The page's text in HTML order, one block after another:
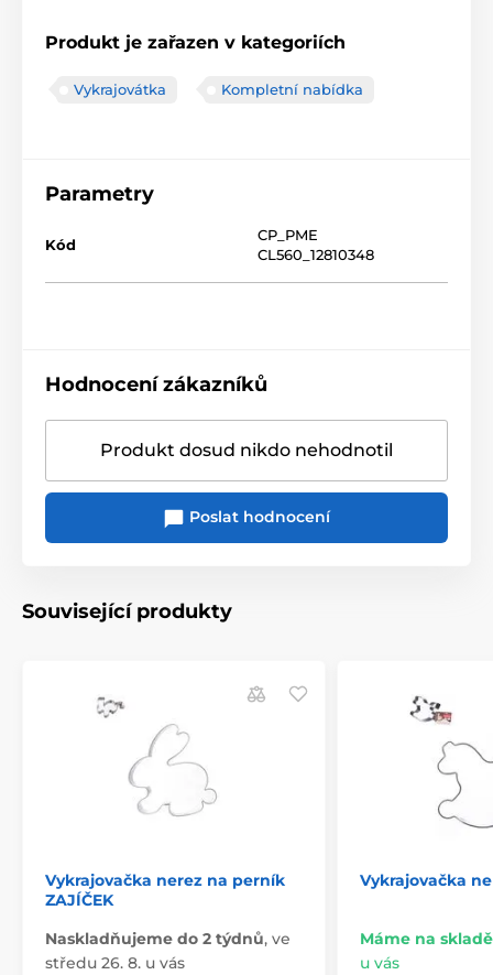
Produkt je zařazen v kategoriích
Vykrajovátka Kompletní nabídka
Parametry
Kód
CP_PME
CL560_12810348
Hodnocení zákazníků
Produkt dosud nikdo nehodnotil
Poslat hodnocení
Související produkty
Vykrajovačka nerez na perník
ZAJÍČEK
Naskladňujeme do 2 týdnů, ve
středu 26. 8. u vás
Vykrajovačka
Máme na skladě
u vás